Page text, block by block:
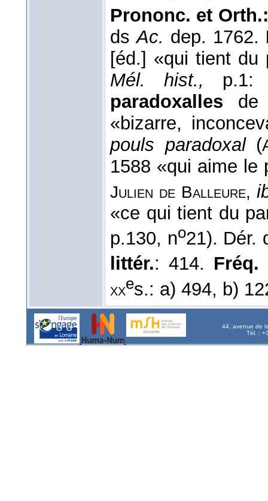
Prononc. et
dsAc. dep. 1762.
[éd.] «qui tient du
Mél. hist., p.1:
paradoxalles
«bizarre,
pouls paradoxal (
1588 «qui aime le
Julien de Balleure,
«ce qui tient du
p.130, no21). Dér.
littér.: 414.
xxes.: a) 494, b)
44, avenue de
Tél. :